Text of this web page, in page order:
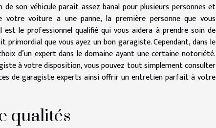
son véhicule parait assez banal pour plusieurs personnes et
voiture a une panne, la première personne que vous
le professionnel qualifié qui vous aidera à prendre soin de
que vous ayez un bon garagiste. Cependant, dans le
d’un expert dans le domaine ayant une certaine notoriété.
à votre disposition, vous pouvez tout simplement consulter
de garagiste experts ainsi offrir un entretien parfait à votre
qualités